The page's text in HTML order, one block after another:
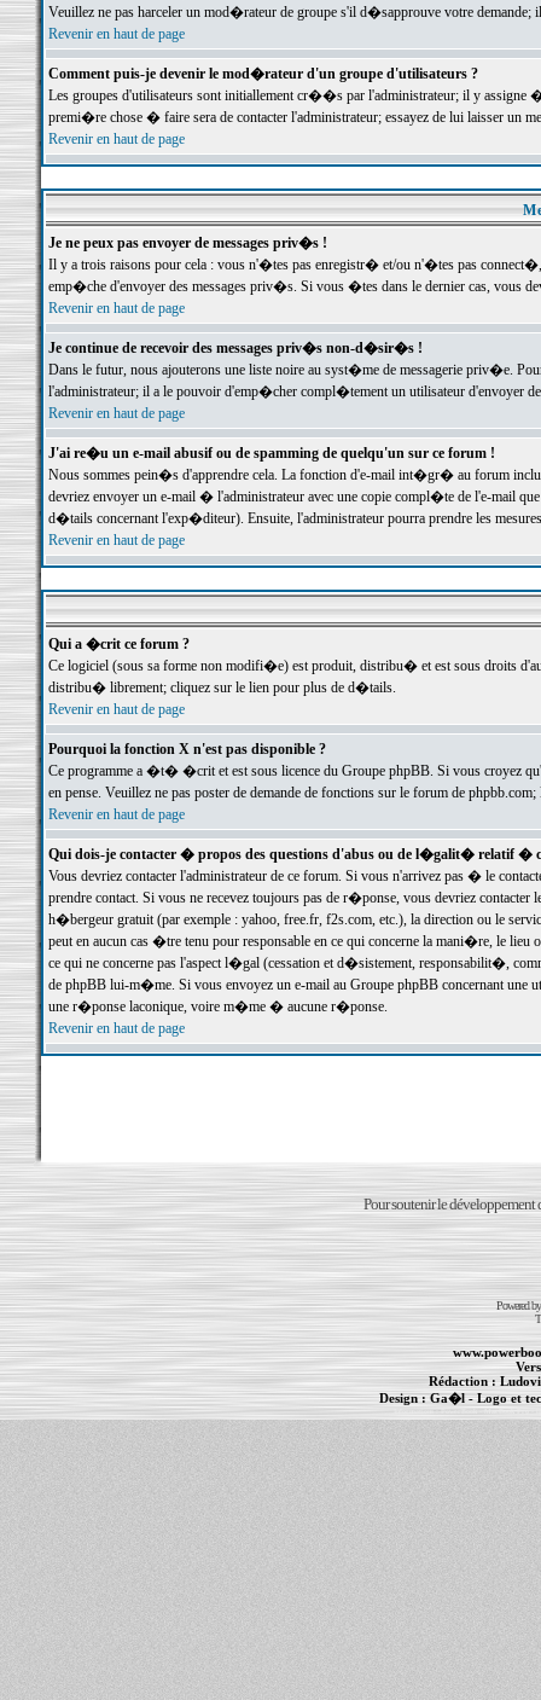
Veuillez ne pas harceler un mod�rateur de groupe s'il d�sapprouve votre demande;
Revenir en haut de page
Comment puis-je devenir le mod�rateur d'un groupe d'utilisateurs ?
Les groupes d'utilisateurs sont initiallement cr��s par l'administrateur; il y
premi�re chose � faire sera de contacter l'administrateur; essayez de lui laisser un
Revenir en haut de page
Je ne peux pas envoyer de messages priv�s !
Il y a trois raisons pour cela : vous n'�tes pas enregistr� et/ou n'�tes pas
emp�che d'envoyer des messages priv�s. Si vous �tes dans le dernier cas, vous
Revenir en haut de page
Je continue de recevoir des messages priv�s non-d�sir�s !
Dans le futur, nous ajouterons une liste noire au syst�me de messagerie priv�e.
l'administrateur; il a le pouvoir d'emp�cher compl�tement un utilisateur d'envoyer
Revenir en haut de page
J'ai re�u un e-mail abusif ou de spamming de quelqu'un sur ce forum !
Nous sommes pein�s d'apprendre cela. La fonction d'e-mail int�gr� au forum inclut
devriez envoyer un e-mail � l'administrateur avec une copie compl�te de l'e-mail
d�tails concernant l'exp�diteur). Ensuite, l'administrateur pourra prendre les
Revenir en haut de page
Qui a �crit ce forum ?
Ce logiciel (sous sa forme non modifi�e) est produit, distribu� et est sous droits
distribu� librement; cliquez sur le lien pour plus de d�tails.
Revenir en haut de page
Pourquoi la fonction X n'est pas disponible ?
Ce programme a �t� �crit et est sous licence du Groupe phpBB. Si vous croyez
en pense. Veuillez ne pas poster de demande de fonctions sur le forum de
Revenir en haut de page
Qui dois-je contacter � propos des questions d'abus ou de l�galit� relatif �
Vous devriez contacter l'administrateur de ce forum. Si vous n'arrivez pas � le
prendre contact. Si vous ne recevez toujours pas de r�ponse, vous devriez
h�bergeur gratuit (par exemple : yahoo, free.fr, f2s.com, etc.), la direction ou le
peut en aucun cas �tre tenu pour responsable en ce qui concerne la mani�re, le
ce qui ne concerne pas l'aspect l�gal (cessation et d�sistement, responsabilit�,
de phpBB lui-m�me. Si vous envoyez un e-mail au Groupe phpBB concernant une
une r�ponse laconique, voire m�me � aucune r�ponse.
Revenir en haut de page
Pour soutenir le développement
Powered
Rédaction :
Design :Ga�l- Logo et
Informations :